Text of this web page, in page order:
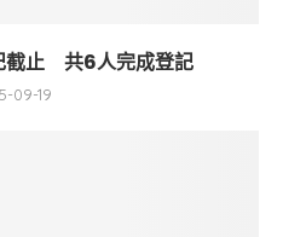
截止 共6人完成登記
09-19